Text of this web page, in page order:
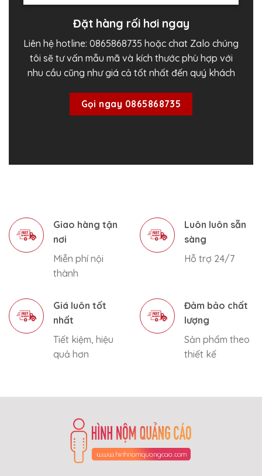
Đặt hàng rối hơi ngay
Liên hệ hotline: 0865868735 hoặc chat Zalo chúng
tôi sẽ tư vấn mẫu mã và kích thước phù hợp với
nhu cầu cũng như giá cả tốt nhất đến quý khách
Gọi ngay 0865868735
Giao hàng tận
nơi
Miễn phí nội
thành
Luôn luôn sẵn
sàng
Hỗ trợ 24/7
Giá luôn tốt
nhất
Tiết kiệm, hiệu
quả hơn
Đảm bảo chất
lượng
Sản phẩm theo
thiết kế